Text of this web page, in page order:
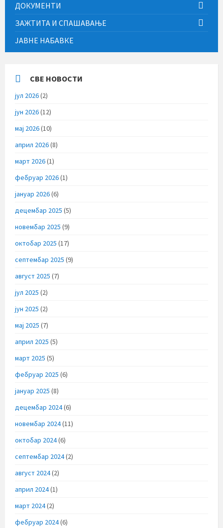
ДОКУМЕНТИ
ЗАЖТИТА И СПАШАВАЊЕ
ЈАВНЕ НАБАВКЕ
СВЕ НОВОСТИ
јул 2026(2)
јун 2026(12)
мај 2026(10)
април 2026(8)
март 2026(1)
фебруар 2026(1)
јануар 2026(6)
децембар 2025 (5)
новембар 2025 (9)
октобар 2025 (17)
септембар 2025 (9)
август 2025 (7)
јул 2025 (2)
јун 2025 (2)
мај 2025 (7)
април 2025 (5)
март 2025 (5)
фебруар 2025 (6)
јануар 2025 (8)
децембар 2024(6)
новембар 2024(11)
октобар 2024(6)
септембар 2024(2)
август 2024(2)
април 2024(1)
март 2024(2)
фебруар 2024(6)